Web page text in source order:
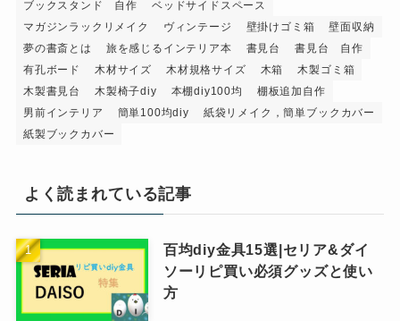
ブックスタンド 自作
ベッドサイドスペース
マガジンラックリメイク
ヴィンテージ 壁掛けゴミ箱
壁面収納
夢の書斎とは
旅を感じるインテリア本 書見台
書見台 自作
有孔ボード
木材サイズ 木材規格サイズ 木箱
木製ゴミ箱
木製書見台
木製椅子diy 本棚diy100均
棚板追加自作
男前インテリア
簡単100均diy
紙袋リメイク，簡単ブックカバー
紙製ブックカバー
よく読まれている記事
百均diy金具15選|セリア&ダイ
ソーリピ買い必須グッズと使い
方